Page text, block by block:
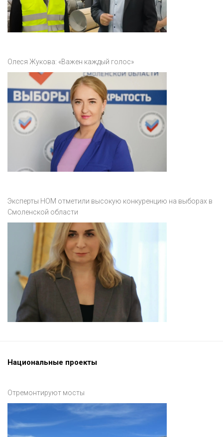
Олеся Жукова: «Важен каждый голос»
Эксперты НОМ отметили высокую конкуренцию на выборах в
Смоленской области
Национальные проекты
Отремонтируют мосты